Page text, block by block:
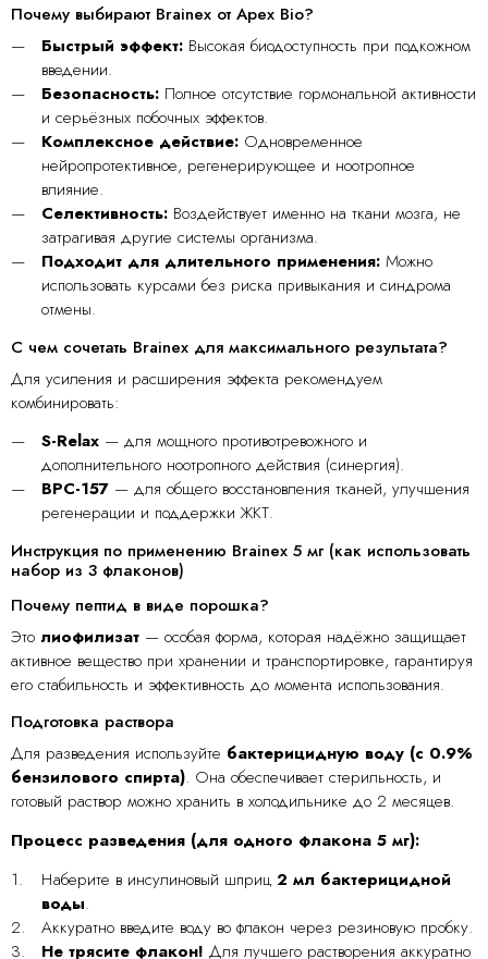
Почему выбирают Brainex от Apex Bio?
Быстрый эффект:Высокая биодоступность при подкожном
введении.
Безопасность:Полное отсутствие гормональной активности
и серьёзных побочных эффектов.
Комплексное действие:Одновременное
нейропротективное, регенерирующее и ноотропное
влияние.
Селективность:Воздействует именно на ткани мозга, не
затрагивая другие системы организма.
Подходит для длительного применения:Можно
использовать курсами без риска привыкания и синдрома
отмены.
С чем сочетать Brainex для максимального результата?
Для усиления и расширения эффекта рекомендуем
комбинировать:
S-Relax— для мощного противотревожного и
дополнительного ноотропного действия (синергия).
BPC-157— для общего восстановления тканей, улучшения
регенерации и поддержки ЖКТ.
Инструкция по применению Brainex 5 мг (как использовать
набор из 3 флаконов)
Почему пептид в виде порошка?
Это лиофилизат — особая форма, которая надёжно защищает
активное вещество при хранении и транспортировке, гарантируя
его стабильность и эффективность до момента использования.
Подготовка раствора
Для разведения используйте бактерицидную воду (с 0.9%
бензилового спирта). Она обеспечивает стерильность, и
готовый раствор можно хранить в холодильнике до 2 месяцев.
Процесс разведения (для одного флакона 5 мг):
Наберите в инсулиновый шприц 2 мл бактерицидной
воды.
Аккуратно введите воду во флакон через резиновую пробку.
Не трясите флакон! Для лучшего растворения аккуратно